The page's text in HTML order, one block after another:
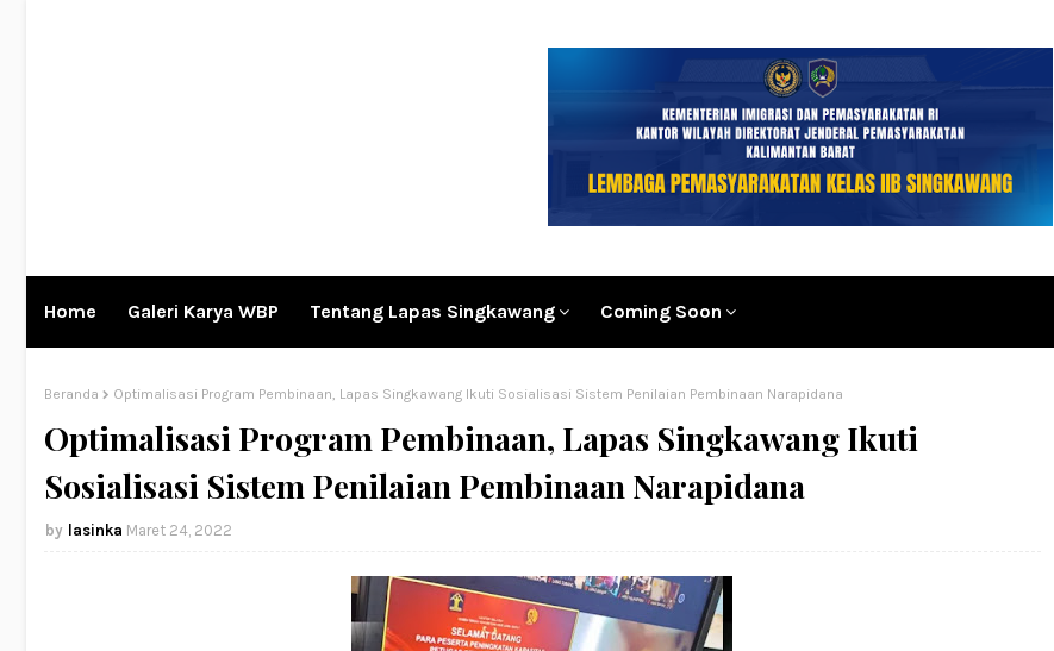
Home Galeri Karya WBP Tentang Lapas Singkawang Coming Soon
Beranda Optimalisasi Program Pembinaan, Lapas Singkawang Ikuti Sosialisasi Sistem Penilaian Pembinaan Narapidana
Optimalisasi Program Pembinaan, Lapas Singkawang Ikuti
Sosialisasi Sistem Penilaian Pembinaan Narapidana
lasinka Maret 24, 2022